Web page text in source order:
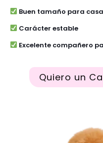
Buen tamaño para
Carácter estable
Excelente compañero
Quiero un